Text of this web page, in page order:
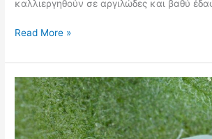
καλλιεργηθούν σε αργιλώδες και βαθύ
Read More »
Trialeurodes
Vaporariorum:
Όσα
Πρέπει